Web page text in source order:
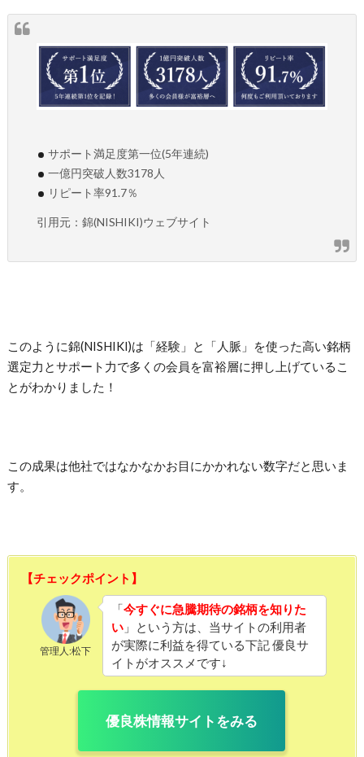
サポート満足度第一位(5年連続)
一億円突破人数3178人
リピート率91.7％
引用元：錦(NISHIKI)ウェブサイト
このように錦(NISHIKI)は「経験」と「人脈」を使った高い銘柄
選定力とサポート力で多くの会員を富裕層に押し上げているこ
とがわかりました！
この成果は他社ではなかなかお目にかかれない数字だと思いま
す。
【チェックポイント】
管理人:松下
「今すぐに急騰期待の銘柄を知りた
い」という方は、当サイトの利用者
が実際に利益を得ている下記 優良サ
イトがオススメです↓
優良株情報サイトをみる